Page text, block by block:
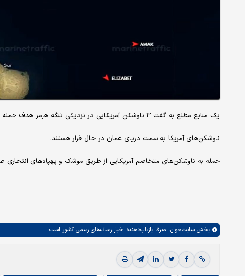
یک منابع مطلع به گفت ۳ ناوشکن آمریکایی در نزدیکی تنگه هرمز هدف حمله نیروی دریایی ایران قرار گرفت.
ناوشکن‌های آمریکا به سمت دریای عمان در حال فرار هستند.
حمله به ناوشکن‌های متخاصم آمریکایی از طریق موشک و پ‍هپادهای انتحاری
بخش سایت‌خوان، صرفا بازتاب‌دهنده اخبار رسانه‌های رسمی کشور است.